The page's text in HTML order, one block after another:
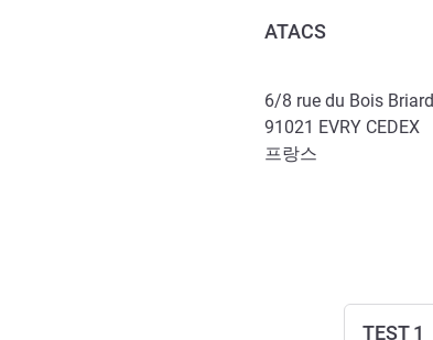
ATACS
6/8 rue du Bois Briard
91021 EVRY CEDEX
프랑스
TEST 1